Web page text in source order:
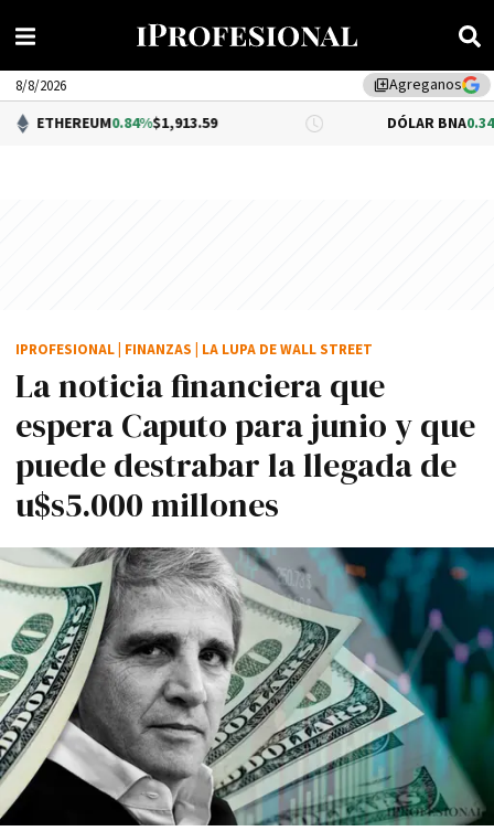
library_addAgreganos
8/8/2026
0.84%$1,913.59 DÓLAR BNA 0.34%$1,520.00
La noticia financiera que
espera Caputo para junio y que
puede destrabar la llegada de
u$s5.000 millones
IPROFESIONAL FINANZAS LA LUPA DE WALL STREET